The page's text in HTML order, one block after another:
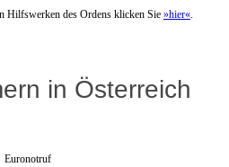
Hilfswerken des Ordens klicken Sie »hier«.
in Österreich
Euronotruf